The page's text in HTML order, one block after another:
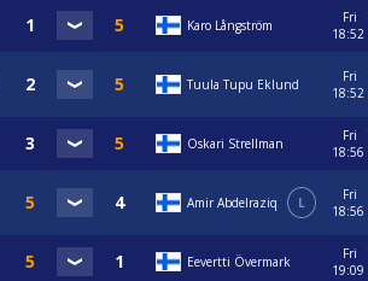
Karo Långström
Fri
18:52
Tuula Tupu Eklund
Fri
18:52
Oskari Strellman
Fri
18:56
Amir Abdelraziq L
Fri
18:56
Eevertti Övermark
Fri
19:09